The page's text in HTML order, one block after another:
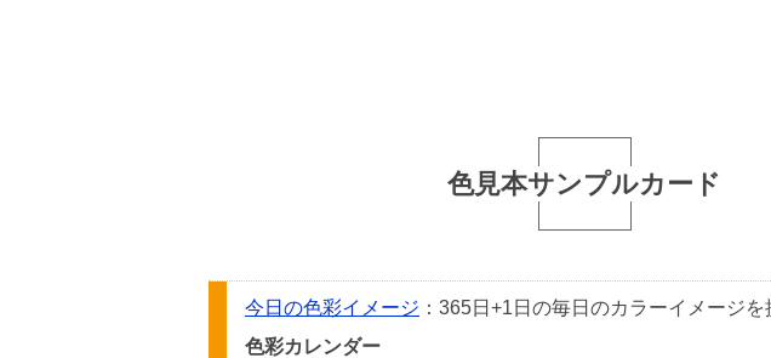
色見本サンプルカード
今日の色彩イメージ ：365日+1日の毎日のカラーイメージを
色彩カレンダー